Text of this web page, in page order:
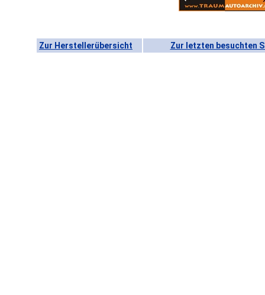
Zur Herstellerübersicht Zur letzten besuchten